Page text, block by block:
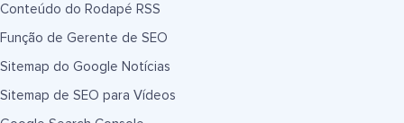
Conteúdo do Rodapé RSS
Função de Gerente de SEO
Sitemap do Google Notícias
Sitemap de SEO para Vídeos